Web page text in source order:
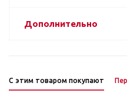
Дополнительно
С этим товаром покупают